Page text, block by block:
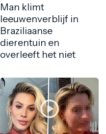
Man klimt
leeuwenverblijf in
Braziliaanse
dierentuin en
overleeft het niet